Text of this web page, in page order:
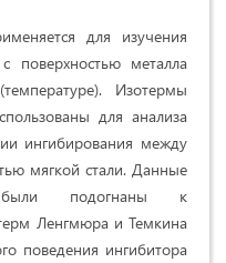
для изучения
поверхностью металла
Изотермы
для анализа
ингибирования между
мягкой стали. Данные
подогнаны к
Ленгмюра и Темкина
поведения ингибитора